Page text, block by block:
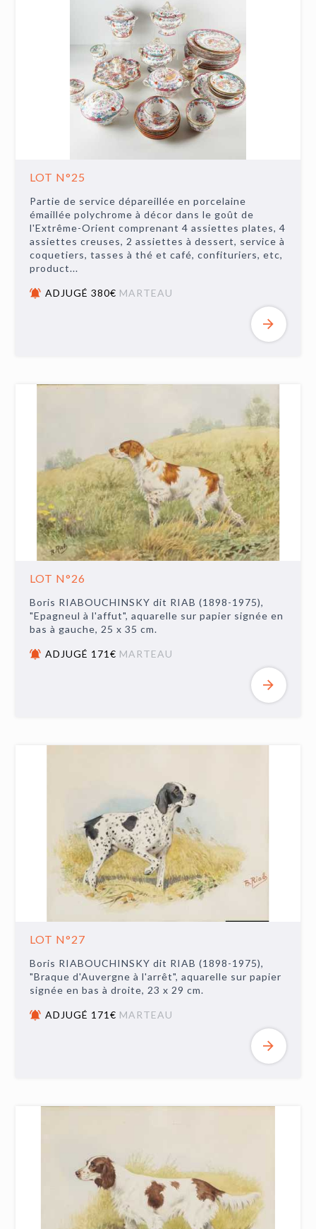
LOT N°25
Partie de service dépareillée en porcelaine
émaillée polychrome à décor dans le goût de
l'Extrême-Orient comprenant 4 assiettes plates, 4
assiettes creuses, 2 assiettes à dessert, service à
coquetiers, tasses à thé et café, confituriers, etc,
product...
ADJUGÉ 380€ MARTEAU
LOT N°26
Boris RIABOUCHINSKY dit RIAB (1898-1975),
"Epagneul à l'affut", aquarelle sur papier signée en
bas à gauche, 25 x 35 cm.
ADJUGÉ 171€ MARTEAU
LOT N°27
Boris RIABOUCHINSKY dit RIAB (1898-1975),
"Braque d'Auvergne à l'arrêt", aquarelle sur papier
signée en bas à droite, 23 x 29 cm.
ADJUGÉ 171€ MARTEAU